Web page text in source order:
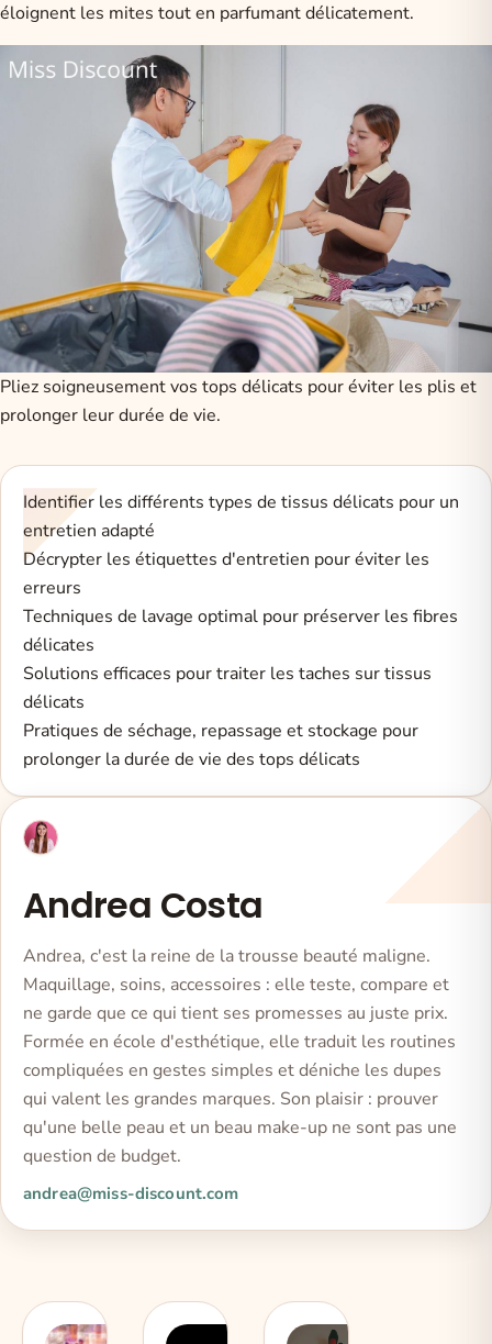
éloignent les mites tout en parfumant délicatement.
Pliez soigneusement vos tops délicats pour éviter les plis et
prolonger leur durée de vie.
Identifier les différents types de tissus délicats pour un
entretien adapté
Décrypter les étiquettes d'entretien pour éviter les
erreurs
Techniques de lavage optimal pour préserver les fibres
délicates
Solutions efficaces pour traiter les taches sur tissus
délicats
Pratiques de séchage, repassage et stockage pour
prolonger la durée de vie des tops délicats
Andrea Costa
Andrea, c'est la reine de la trousse beauté maligne.
Maquillage, soins, accessoires : elle teste, compare et
ne garde que ce qui tient ses promesses au juste prix.
Formée en école d'esthétique, elle traduit les routines
compliquées en gestes simples et déniche les dupes
qui valent les grandes marques. Son plaisir : prouver
qu'une belle peau et un beau make-up ne sont pas une
question de budget.
andrea@miss-discount.com